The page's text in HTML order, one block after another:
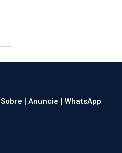
Sobre |Anuncie |WhatsApp